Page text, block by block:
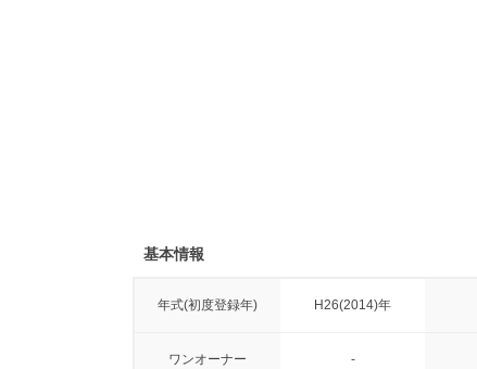
基本情報
年式(初度登録年) H26(2014)年
ワンオーナー -